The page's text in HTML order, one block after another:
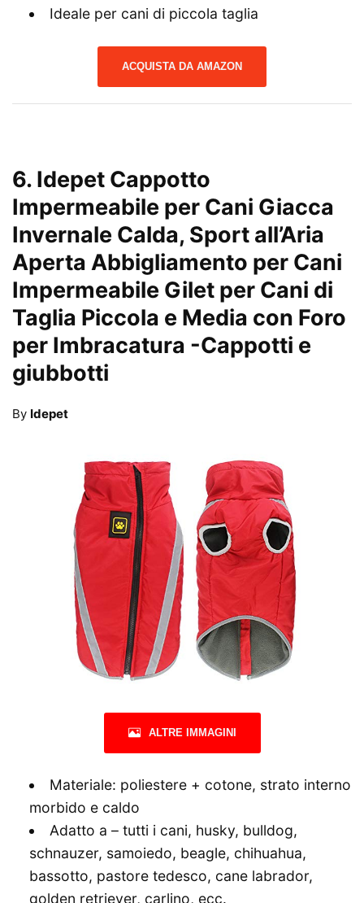
Ideale per cani di piccola taglia
ACQUISTA DA AMAZON
6. Idepet Cappotto
Impermeabile per Cani Giacca
Invernale Calda, Sport all’Aria
Aperta Abbigliamento per Cani
Impermeabile Gilet per Cani di
Taglia Piccola e Media con Foro
per Imbracatura -Cappotti e
giubbotti
By Idepet
ALTRE IMMAGINI
Materiale: poliestere + cotone, strato interno
morbido e caldo
Adatto a – tutti i cani, husky, bulldog,
schnauzer, samoiedo, beagle, chihuahua,
bassotto, pastore tedesco, cane labrador,
golden retriever, carlino, ecc.